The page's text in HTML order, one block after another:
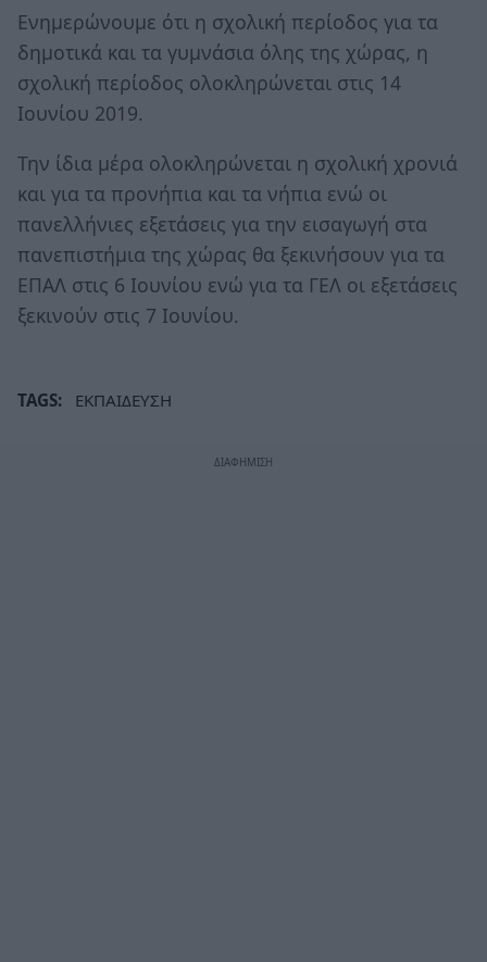
Ενημερώνουμε ότι η σχολική περίοδος για τα
δημοτικά και τα γυμνάσια όλης της χώρας, η
σχολική περίοδος ολοκληρώνεται στις 14
Ιουνίου 2019.
Την ίδια μέρα ολοκληρώνεται η σχολική χρονιά
και για τα προνήπια και τα νήπια ενώ οι
πανελλήνιες εξετάσεις για την εισαγωγή στα
πανεπιστήμια της χώρας θα ξεκινήσουν για τα
ΕΠΑΛ στις 6 Ιουνίου ενώ για τα ΓΕΛ οι εξετάσεις
ξεκινούν στις 7 Ιουνίου.
TAGS: ΕΚΠΑΙΔΕΥΣΗ